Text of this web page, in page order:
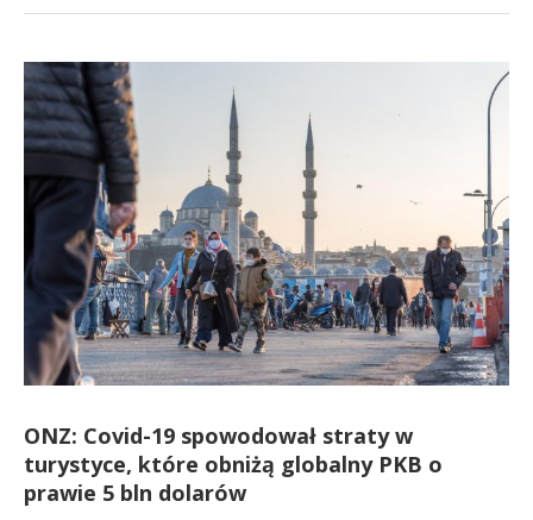
ONZ: Covid-19 spowodował straty w
turystyce, które obniżą globalny PKB o
prawie 5 bln dolarów